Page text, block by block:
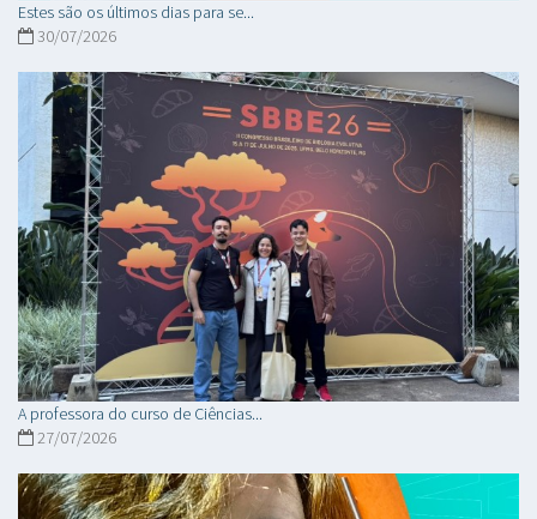
Estes são os últimos dias para se...
30/07/2026
A professora do curso de Ciências...
27/07/2026